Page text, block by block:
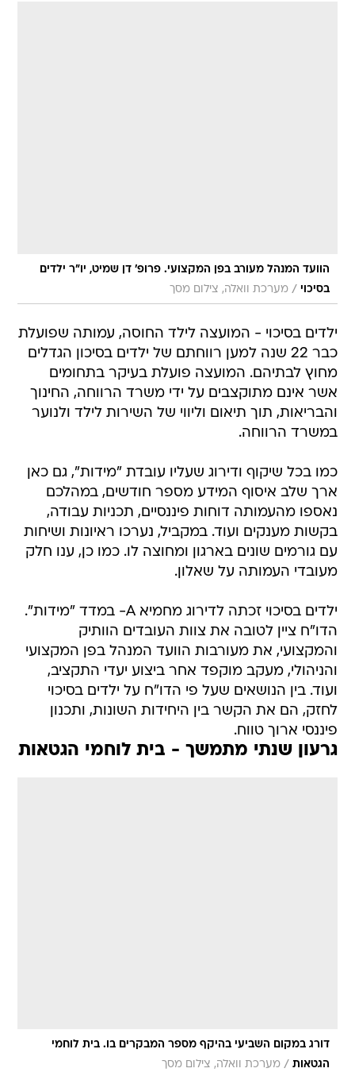
הוועד המנהל מעורב בפן המקצועי. פרופ' דן שמיט, יו"ר ילדים
בסיכוי / מערכת וואלה, צילום מסך
ילדים בסיכוי - המועצה לילד החוסה, עמותה שפועלת
כבר 22 שנה למען רווחתם של ילדים בסיכון הגדלים
מחוץ לבתיהם. המועצה פועלת בעיקר בתחומים
אשר אינם מתוקצבים על ידי משרד הרווחה, החינוך
והבריאות, תוך תיאום וליווי של השירות לילד ולנוער
במשרד הרווחה.
כמו בכל שיקוף ודירוג שעליו עובדת "מידות", גם כאן
ארך שלב איסוף המידע מספר חודשים, במהלכם
נאספו מהעמותה דוחות פיננסיים, תכניות עבודה,
בקשות מענקים ועוד. במקביל, נערכו ראיונות ושיחות
עם גורמים שונים בארגון ומחוצה לו. כמו כן, ענו חלק
מעובדי העמותה על שאלון.
ילדים בסיכוי זכתה לדירוג מחמיא A- במדד "מידות".
הדו"ח ציין לטובה את צוות העובדים הוותיק
והמקצועי, את מעורבות הוועד המנהל בפן המקצועי
והניהולי, מעקב מוקפד אחר ביצוע יעדי התקציב,
ועוד. בין הנושאים שעל פי הדו"ח על ילדים בסיכוי
לחזק, הם את הקשר בין היחידות השונות, ותכנון
פיננסי ארוך טווח.
גרעון שנתי מתמשך - בית לוחמי הגטאות
דורג במקום השביעי בהיקף מספר המבקרים בו. בית לוחמי
הגטאות / מערכת וואלה, צילום מסך